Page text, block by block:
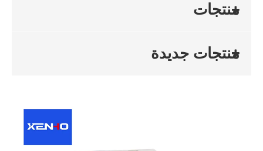
منتجات
منتجات جديدة